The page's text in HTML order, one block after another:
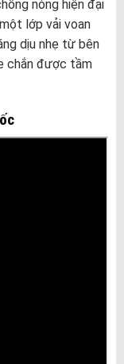
nóng hiện đại
lớp vải voan
dịu nhẹ từ bên
chắn được tầm